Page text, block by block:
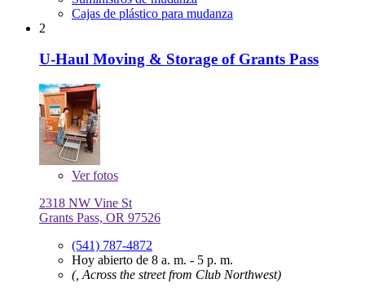
Cajas de plástico para mudanza
2
U-Haul Moving & Storage of Grants Pass
Verfotos
2318 NW Vine St
Grants Pass, OR 97526
(541) 787-4872
Hoy abierto de 8 a. m. - 5 p. m.
(, Across the street from Club Northwest)